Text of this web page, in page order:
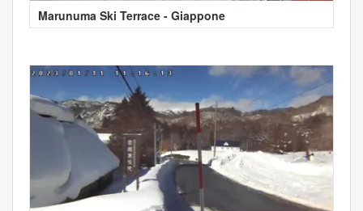
Marunuma Ski Terrace - Giappone